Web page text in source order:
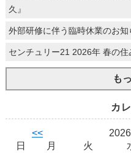
久』
外部研修に伴う臨時休業のお知
センチュリー21 2026年 春の住
も
カ
<<
日
月 火